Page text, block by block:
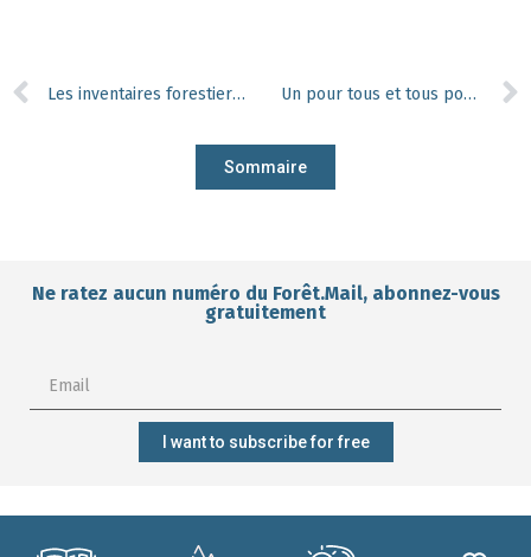
Les inventaires forestiers régionaux : une mine d’informations utiles pour préserver nos habitats sensibles des espèces invasives Un pour tous et tous pour le chêne français
Sommaire
Ne ratez aucun numéro du Forêt.Mail, abonnez-vous
gratuitement
I want to subscribe for free